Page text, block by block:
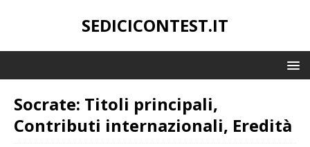
SEDICICONTEST.IT
Socrate: Titoli principali,
Contributi internazionali, Eredità